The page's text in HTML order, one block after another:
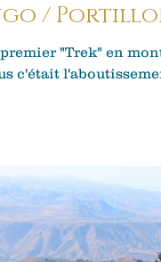
/
"Trek" en
c'était